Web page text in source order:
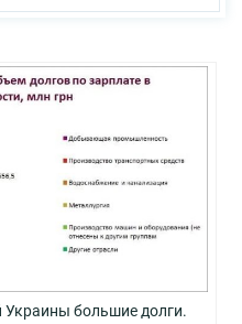
Украины большие долги.